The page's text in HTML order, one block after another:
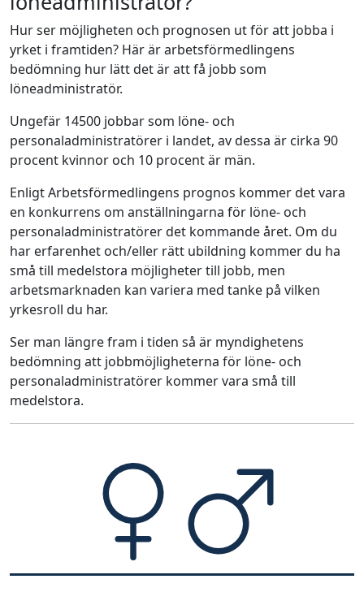
Hur ser möjligheten och prognosen ut för att jobba i
yrket i framtiden? Här är arbetsförmedlingens
bedömning hur lätt det är att få jobb som
löneadministratör.
Ungefär 14500 jobbar som löne- och
personaladministratörer i landet, av dessa är cirka 90
procent kvinnor och 10 procent är män.
Enligt Arbetsförmedlingens prognos kommer det vara
en konkurrens om anställningarna för löne- och
personaladministratörer det kommande året. Om du
har erfarenhet och/eller rätt ubildning kommer du ha
små till medelstora möjligheter till jobb, men
arbetsmarknaden kan variera med tanke på vilken
yrkesroll du har.
Ser man längre fram i tiden så är myndighetens
bedömning att jobbmöjligheterna för löne- och
personaladministratörer kommer vara små till
medelstora.